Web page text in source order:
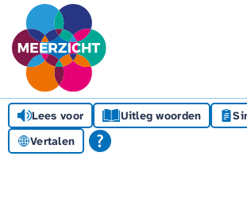
Lees voor Uitleg woorden
Vertalen